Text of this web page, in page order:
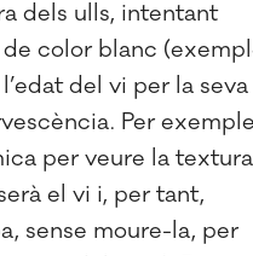
dels ulls, intentant
color blanc
del vi per la seva
Per
per veure la textura
el vi i, per tant,
sense moure-la, per